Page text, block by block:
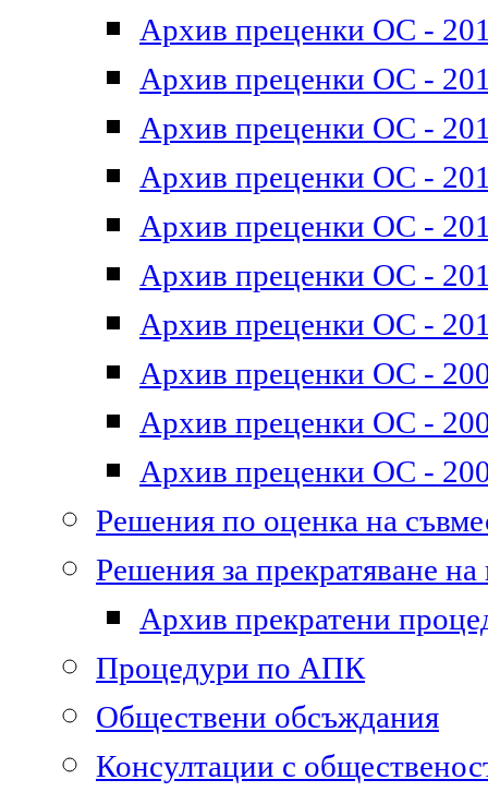
Архив преценки ОС -
Архив преценки ОС -
Архив преценки ОС -
Архив преценки ОС -
Архив преценки ОС -
Архив преценки ОС -
Архив преценки ОС -
Архив преценки ОС -
Архив преценки ОС -
Архив преценки ОС -
Решения по оценка на
Решения за прекратяване
Архив прекратени
Процедури по АПК
Обществени обсъждания
Консултации с